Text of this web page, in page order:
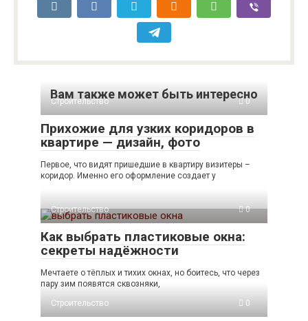
Вам также может быть интересно
Строительство 0
Прихожие для узких коридоров в
квартире — дизайн, фото
Первое, что видят пришедшие в квартиру визитеры –
коридор. Именно его оформление создает у
Строительство 0
Как выбрать пластиковые окна:
секреты надёжности
Мечтаете о тёплых и тихих окнах, но боитесь, что через
пару зим появятся сквозняки,
Строительство
0